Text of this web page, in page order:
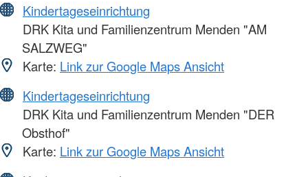
Kindertageseinrichtung
DRK Kita und Familienzentrum Menden "AM
SALZWEG"
Karte: Link zur Google Maps Ansicht
Kindertageseinrichtung
DRK Kita und Familienzentrum Menden "DER
Obsthof"
Karte: Link zur Google Maps Ansicht